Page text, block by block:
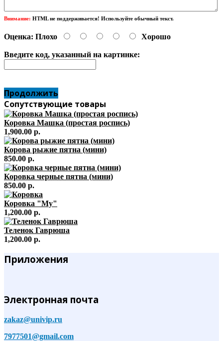
Внимание: HTML не поддерживается! Используйте обычный текст.
Оценка: Плохо Хорошо
Введите код, указанный на картинке:
Продолжить
Сопутствующие товары
Коровка Машка (простая роспись)
1,900.00 р.
Корова рыжие пятна (мини)
850.00 р.
Коровка черные пятна (мини)
850.00 р.
Коровка "Му"
1,200.00 р.
Теленок Гаврюша
1,200.00 р.
Приложения
Электронная почта
zakaz@univip.ru
7977501@gmail.com